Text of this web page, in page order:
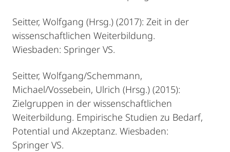
Seitter, Wolfgang (Hrsg.) (2017): Zeit in der
wissenschaftlichen Weiterbildung.
Wiesbaden: Springer VS.
Seitter, Wolfgang/Schemmann,
Michael/Vossebein, Ulrich (Hrsg.) (2015):
Zielgruppen in der wissenschaftlichen
Weiterbildung. Empirische Studien zu Bedarf,
Potential und Akzeptanz. Wiesbaden:
Springer VS.